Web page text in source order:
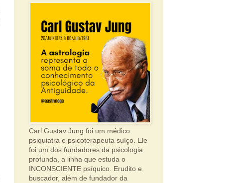
Carl Gustav Jung foi um médico
psiquiatra e psicoterapeuta suíço. Ele
foi um dos fundadores da psicologia
profunda, a linha que estuda o
INCONSCIENTE psíquico. Erudito e
buscador, além de fundador da